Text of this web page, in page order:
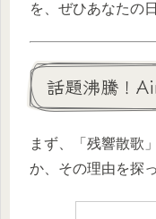
を、ぜひあなたの
話題沸騰！
まず、「残響散歌
か、その理由を探